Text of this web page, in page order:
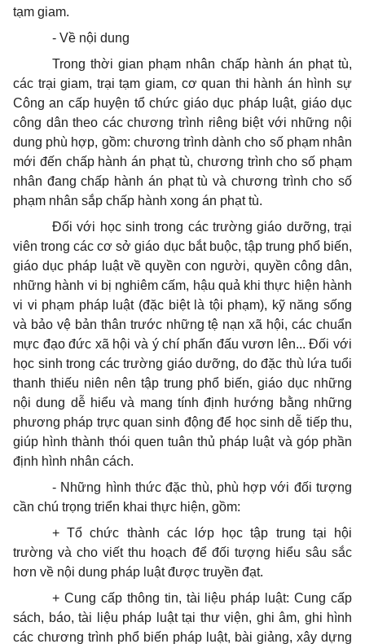
tạm giam.
- Về nội dung
Trong thời gian phạm nhân chấp hành án phạt tù,
các trại giam, trại tạm giam, cơ quan thi hành án hình sự
Công an cấp huyện tổ chức giáo dục pháp luật, giáo dục
công dân theo các chương trình riêng biệt với những nội
dung phù hợp, gồm: chương trình dành cho số phạm nhân
mới đến chấp hành án phạt tù, chương trình cho số phạm
nhân đang chấp hành án phạt tù và chương trình cho số
phạm nhân sắp chấp hành xong án phạt tù.
Đối với học sinh trong các trường giáo dưỡng, trại
viên trong các cơ sở giáo dục bắt buộc, tập trung phổ biến,
giáo dục pháp luật về quyền con người, quyền công dân,
những hành vi bị nghiêm cấm, hậu quả khi thực hiện hành
vi vi phạm pháp luật (đặc biệt là tội phạm), kỹ năng sống
và bảo vệ bản thân trước những tệ nạn xã hội, các chuẩn
mực đạo đức xã hội và ý chí phấn đấu vươn lên... Đối với
học sinh trong các trường giáo dưỡng, do đặc thù lứa tuổi
thanh thiếu niên nên tập trung phổ biến, giáo dục những
nội dung dễ hiểu và mang tính định hướng bằng những
phương pháp trực quan sinh động để học sinh dễ tiếp thu,
giúp hình thành thói quen tuân thủ pháp luật và góp phần
định hình nhân cách.
- Những hình thức đặc thù, phù hợp với đối tượng
cần chú trọng triển khai thực hiện, gồm:
+ Tổ chức thành các lớp học tập trung tại hội
trường và cho viết thu hoạch để đối tượng hiểu sâu sắc
hơn về nội dung pháp luật được truyền đạt.
+ Cung cấp thông tin, tài liệu pháp luật: Cung cấp
sách, báo, tài liệu pháp luật tại thư viện, ghi âm, ghi hình
các chương trình phổ biến pháp luật, bài giảng, xây dựng